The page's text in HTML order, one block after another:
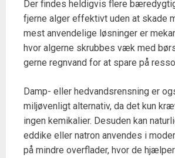
Der findes heldigvis flere
fjerne alger effektivt uden at skade
mest anvendelige løsninger er
hvor algerne skrubbes væk med
gerne regnvand for at spare på
Damp- eller hedvandsrensning er
miljøvenligt alternativ, da det kun
ingen kemikalier. Desuden kan
eddike eller natron anvendes i
på mindre overflader, hvor de